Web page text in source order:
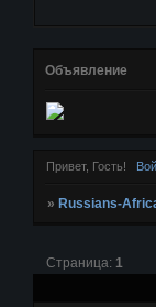
Объявление
Привет, Гость!
» Russians-
Страница: 1